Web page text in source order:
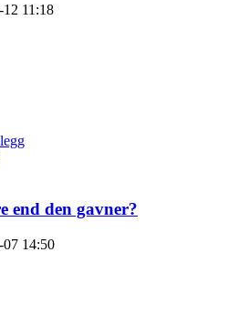
12 11:18
end den gavner?
07 14:50